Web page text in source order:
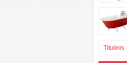
Titulinis